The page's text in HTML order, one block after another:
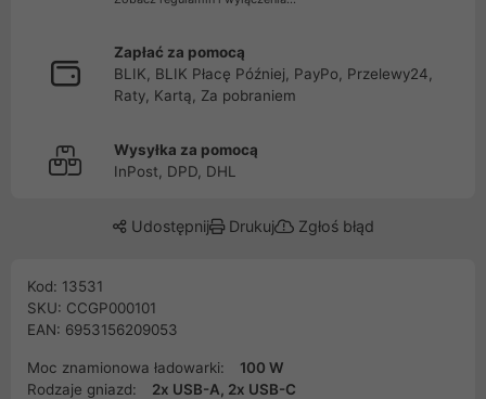
Zapłać za pomocą
BLIK, BLIK Płacę Później, PayPo, Przelewy24,
Raty, Kartą, Za pobraniem
Wysyłka za pomocą
InPost, DPD, DHL
Udostępnij Drukuj Zgłoś błąd
Kod: 13531
SKU: CCGP000101
EAN: 6953156209053
Moc znamionowa ładowarki:
100 W
Rodzaje gniazd:
2x USB-A, 2x USB-C